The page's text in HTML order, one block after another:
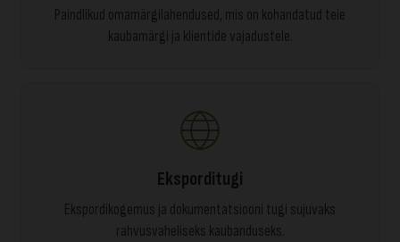
Paindlikud omamärgilahendused, mis on kohandatud teie
kaubamärgi ja klientide vajadustele.
Eksporditugi
Ekspordikogemus ja dokumentatsiooni tugi sujuvaks
rahvusvaheliseks kaubanduseks.